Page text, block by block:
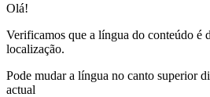
Olá!
Verificamos que a língua do conteúdo é
localização.
Pode mudar a língua no canto superior
actual